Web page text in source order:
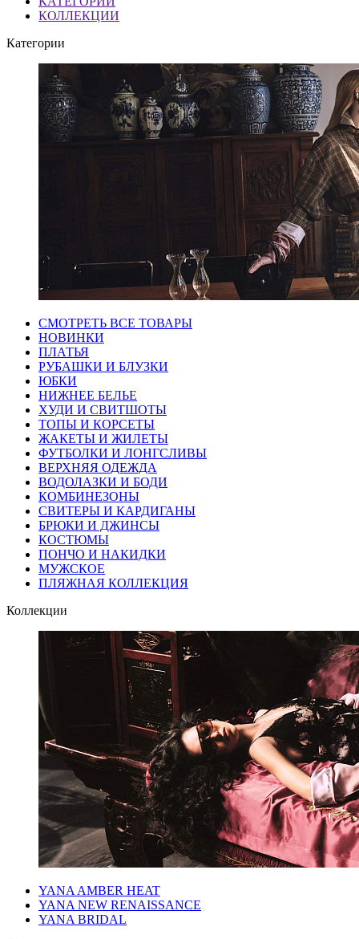
КОЛЛЕКЦИИ
Категории
СМОТРЕТЬ ВСЕ ТОВАРЫ
НОВИНКИ
ПЛАТЬЯ
РУБАШКИ И БЛУЗКИ
ЮБКИ
НИЖНЕЕ БЕЛЬЕ
ХУДИ И СВИТШОТЫ
ТОПЫ И КОРСЕТЫ
ЖАКЕТЫ И ЖИЛЕТЫ
ФУТБОЛКИ И ЛОНГСЛИВЫ
ВЕРХНЯЯ ОДЕЖДА
ВОДОЛАЗКИ И БОДИ
КОМБИНЕЗОНЫ
СВИТЕРЫ И КАРДИГАНЫ
БРЮКИ И ДЖИНСЫ
КОСТЮМЫ
ПОНЧО И НАКИДКИ
МУЖСКОЕ
ПЛЯЖНАЯ КОЛЛЕКЦИЯ
Коллекции
YANA AMBER HEAT
YANA NEW RENAISSANCE
YANA BRIDAL